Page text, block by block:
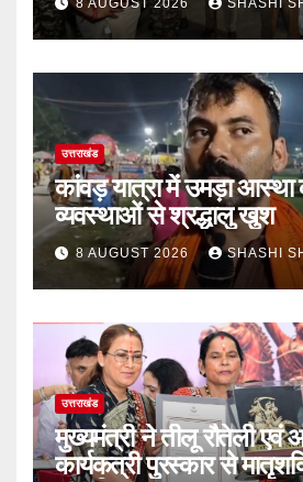
8 AUGUST 2026 SHASHI
उत्तराखंड
कांवड़ यात्रा में उमड़ा आस्था
व्यवस्थाओं से श्रद्धालु खुश
8 AUGUST 2026 SHASHI
उत्तराखंड
मुख्यमंत्री ने तीलू रौतेली एवं
कार्यकत्री पुरस्कार से